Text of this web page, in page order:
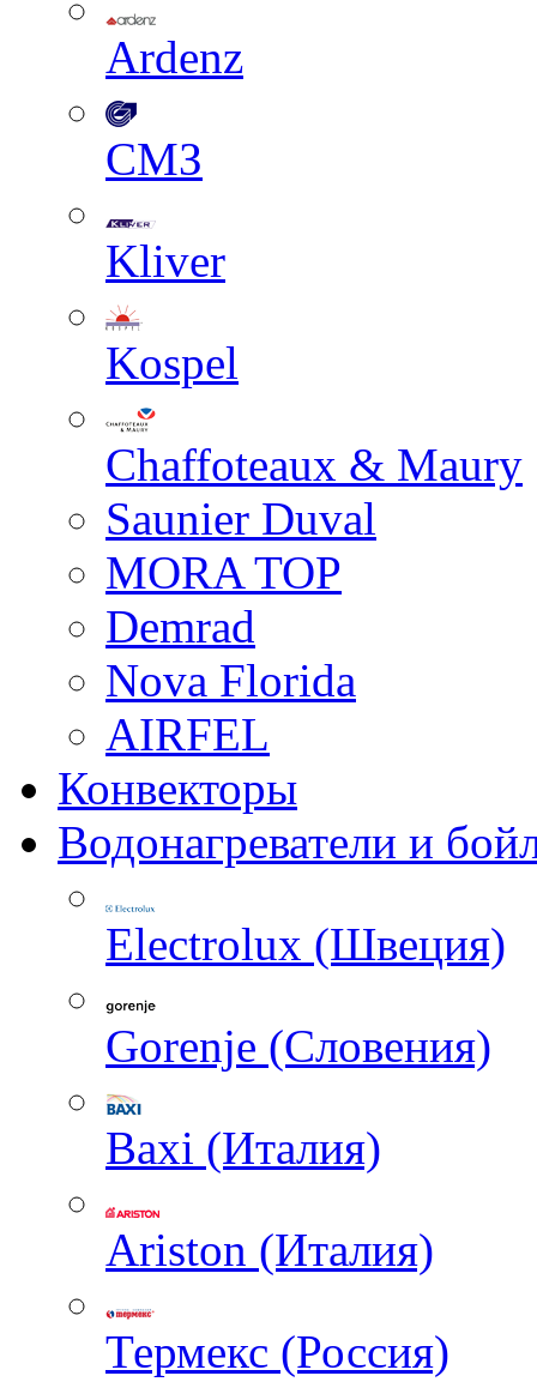
Ardenz
СМЗ
Kliver
Kospel
Chaffoteaux & Maury
Saunier Duval
MORA TOP
Demrad
Nova Florida
AIRFEL
Конвекторы
Водонагреватели и
Electrolux (Швеция)
Gorenje (Словения)
Baxi (Италия)
Ariston (Италия)
Термекс (Россия)